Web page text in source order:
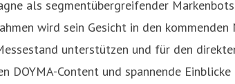
als segmentübergreifender
wird sein Gesicht in den
unterstützen und für den
Content und spannende